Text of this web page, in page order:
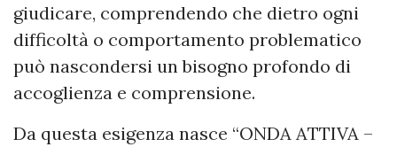
giudicare, comprendendo che dietro ogni
difficoltà o comportamento problematico
può nascondersi un bisogno profondo di
accoglienza e comprensione.
Da questa esigenza nasce “ONDA ATTIVA –